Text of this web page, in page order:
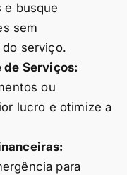
e busque
sem
serviço.
Serviços:
ou
lucro e otimize a
para